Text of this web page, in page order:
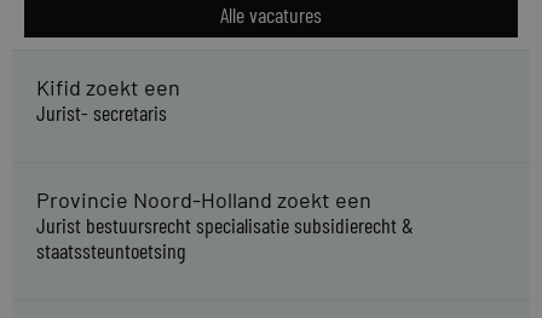
Alle vacatures
Kifid zoekt een
Jurist- secretaris
Provincie Noord-Holland zoekt een
Jurist bestuursrecht specialisatie subsidierecht &
staatssteuntoetsing